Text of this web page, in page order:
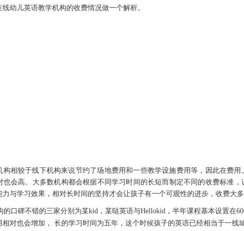
幼儿英语教学机构的收费情况做一个解析。
构相较于线下机构来说节约了场地费用和一些教学设施费用等，因此在费
也会高。大多数机构都会根据不同学习时间的长短而制定不同的收费标准，
与学习效果，相对长时间的坚持才会让孩子有一个可观性的进步，收费大多
口碑不错的三家分别为某kid，某哒英语与Hellokid ，半年课程基本设置在
相对也会增加， 长的学习时间为五年，这个时候孩子的英语已经相当于一线